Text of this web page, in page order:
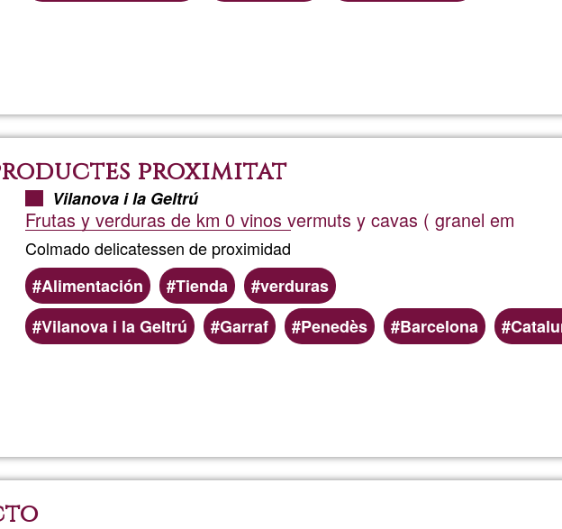
Solar
proximitat
Vilanova i la Geltrú
Frutas y verduras de km 0 vinos vermuts y cavas ( granel em
Colmado delicatessen de proximidad
Alimentación
Tienda
verduras
Vilanova i la Geltrú
Garraf Penedès Barcelona
Luque